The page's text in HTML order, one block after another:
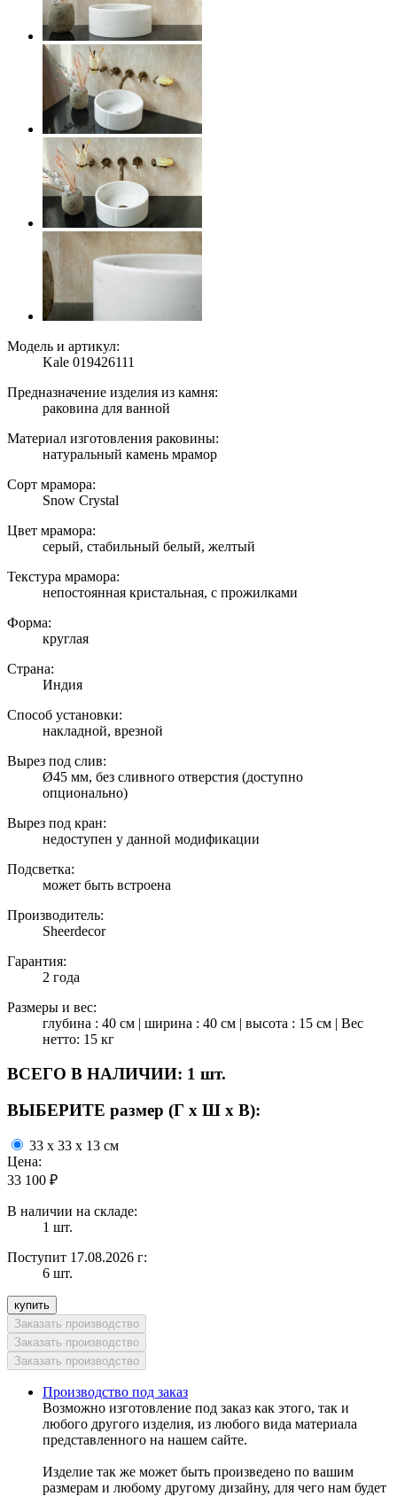
Модель и артикул:
Kale 019426111
Предназначение изделия из камня:
раковина для ванной
Материал изготовления раковины:
натуральный камень мрамор
Сорт мрамора:
Snow Crystal
Цвет мрамора:
серый, стабильный белый, желтый
Текстура мрамора:
непостоянная кристальная, с прожилками
Форма:
круглая
Страна:
Индия
Способ установки:
накладной, врезной
Вырез под слив:
Ø45 мм, без сливного отверстия (доступно
опционально)
Вырез под кран:
недоступен у данной модификации
Подсветка:
может быть встроена
Производитель:
Sheerdecor
Гарантия:
2 года
Размеры и вес:
глубина : 40 см | ширина : 40 см | высота : 15 см | Вес
нетто: 15 кг
ВСЕГО В НАЛИЧИИ: 1 шт.
ВЫБЕРИТЕ размер (Г х Ш х В):
33 x 33 x 13 см
Цена:
33 100 ₽
В наличии на складе:
1 шт.
Поступит 17.08.2026 г:
6 шт.
Производство под заказ
Возможно изготовление под заказ как этого, так и
любого другого изделия, из любого вида материала
представленного на нашем сайте.
Изделие так же может быть произведено по вашим
размерам и любому другому дизайну, для чего нам будет